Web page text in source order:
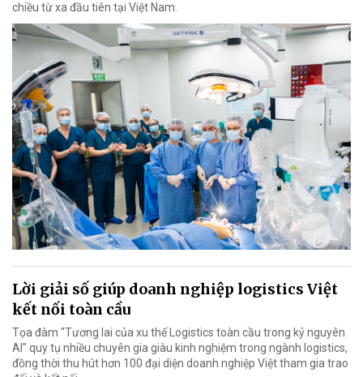
chiều từ xa đầu tiên tại Việt Nam.
Lời giải số giúp doanh nghiệp logistics Việt
kết nối toàn cầu
Tọa đàm "Tương lai của xu thế Logistics toàn cầu trong kỷ nguyên
AI" quy tụ nhiều chuyên gia giàu kinh nghiệm trong ngành logistics,
đồng thời thu hút hơn 100 đại diện doanh nghiệp Việt tham gia trao